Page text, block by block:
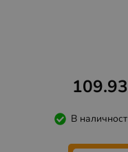
109.93
В наличност